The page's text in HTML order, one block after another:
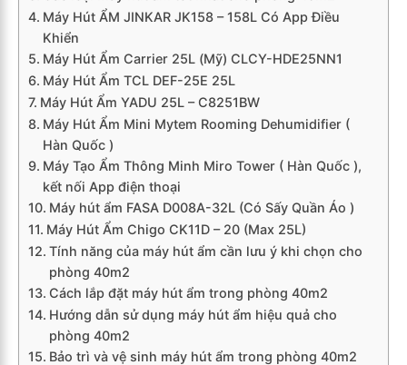
Máy Hút ẨM JINKAR JK158 – 158L Có App Điều
Khiển
Máy Hút Ẩm Carrier 25L (Mỹ) CLCY-HDE25NN1
Máy Hút Ẩm TCL DEF-25E 25L
Máy Hút Ẩm YADU 25L – C8251BW
Máy Hút Ẩm Mini Mytem Rooming Dehumidifier (
Hàn Quốc )
Máy Tạo Ẩm Thông Minh Miro Tower ( Hàn Quốc ),
kết nối App điện thoại
Máy hút ẩm FASA D008A-32L (Có Sấy Quần Áo )
Máy Hút Ẩm Chigo CK11D – 20 (Max 25L)
Tính năng của máy hút ẩm cần lưu ý khi chọn cho
phòng 40m2
Cách lắp đặt máy hút ẩm trong phòng 40m2
Hướng dẫn sử dụng máy hút ẩm hiệu quả cho
phòng 40m2
Bảo trì và vệ sinh máy hút ẩm trong phòng 40m2